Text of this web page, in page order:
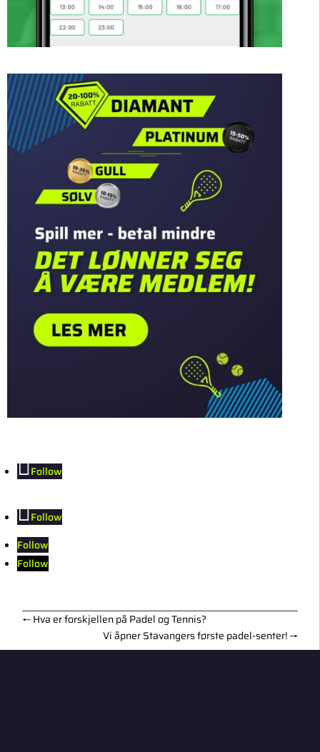
Follow
Follow
Follow
Follow
←Hva er forskjellen på Padel og Tennis?
Vi åpner Stavangers første padel-senter!→